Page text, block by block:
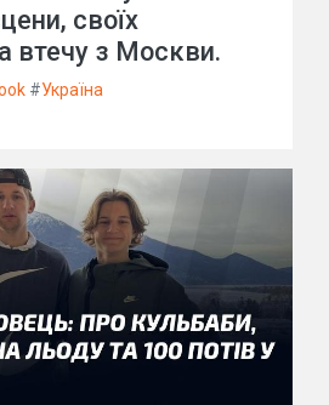
своїх
втечу з Москви.
#Україна